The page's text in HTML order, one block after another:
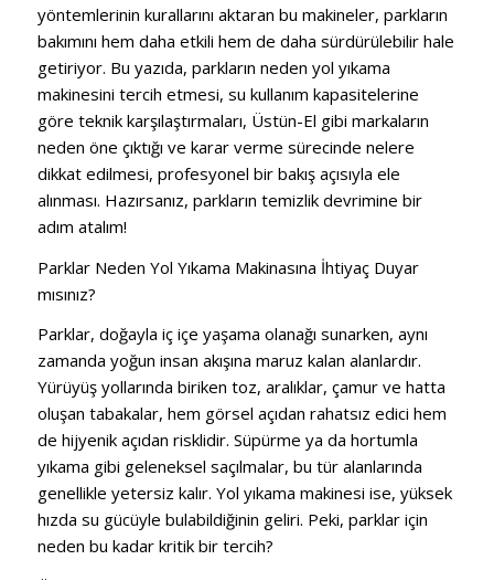
yöntemlerinin kurallarını aktaran bu makineler, parkların
bakımını hem daha etkili hem de daha sürdürülebilir hale
getiriyor. Bu yazıda, parkların neden yol yıkama
makinesini tercih etmesi, su kullanım kapasitelerine
göre teknik karşılaştırmaları, Üstün-El gibi markaların
neden öne çıktığı ve karar verme sürecinde nelere
dikkat edilmesi, profesyonel bir bakış açısıyla ele
alınması. Hazırsanız, parkların temizlik devrimine bir
adım atalım!
Parklar Neden Yol Yıkama Makinasına İhtiyaç Duyar
mısınız?
Parklar, doğayla iç içe yaşama olanağı sunarken, aynı
zamanda yoğun insan akışına maruz kalan alanlardır.
Yürüyüş yollarında biriken toz, aralıklar, çamur ve hatta
oluşan tabakalar, hem görsel açıdan rahatsız edici hem
de hijyenik açıdan risklidir. Süpürme ya da hortumla
yıkama gibi geleneksel saçılmalar, bu tür alanlarında
genellikle yetersiz kalır. Yol yıkama makinesi ise, yüksek
hızda su gücüyle bulabildiğinin geliri. Peki, parklar için
neden bu kadar kritik bir tercih?